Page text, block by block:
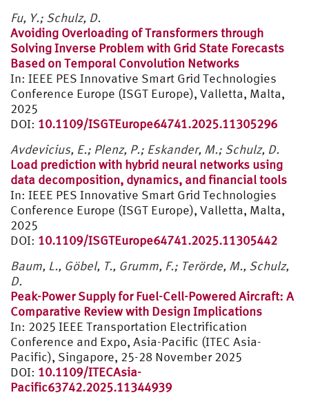
Fu, Y.; Schulz, D.
Avoiding Overloading of Transformers through
Solving Inverse Problem with Grid State Forecasts
Based on Temporal Convolution Networks
In: IEEE PES Innovative Smart Grid Technologies
Conference Europe (ISGT Europe), Valletta, Malta,
2025
DOI: 10.1109/ISGTEurope64741.2025.11305296
Avdevicius, E.; Plenz, P.; Eskander, M.; Schulz, D.
Load prediction with hybrid neural networks using
data decomposition, dynamics, and financial tools
In: IEEE PES Innovative Smart Grid Technologies
Conference Europe (ISGT Europe), Valletta, Malta,
2025
DOI: 10.1109/ISGTEurope64741.2025.11305442
Baum, L., Göbel, T., Grumm, F.; Terörde, M., Schulz,
D.
Peak-Power Supply for Fuel-Cell-Powered Aircraft: A
Comparative Review with Design Implications
In: 2025 IEEE Transportation Electrification
Conference and Expo, Asia-Pacific (ITEC Asia-
Pacific), Singapore, 25-28 November 2025
DOI: 10.1109/ITECAsia-
Pacific63742.2025.11344939